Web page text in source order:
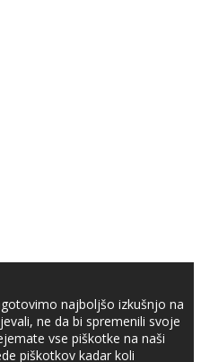
najboljšo izkušnjo na
ne da bi spremenili svoje
vse piškotke na naši
piškotkov kadar koli